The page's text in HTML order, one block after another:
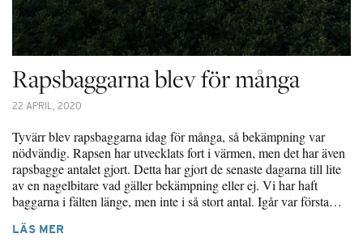
Rapsbaggarna blev för många
22 APRIL, 2020
Tyvärr blev rapsbaggarna idag för många, så bekämpning var
nödvändig. Rapsen har utvecklats fort i värmen, men det har även
rapsbagge antalet gjort. Detta har gjort de senaste dagarna till lite
av en nagelbitare vad gäller bekämpning eller ej. Vi har haft
baggarna i fälten länge, men inte i så stort antal. Igår var första…
LÄS MER